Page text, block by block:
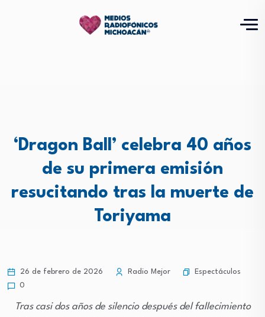
‘Dragon Ball’ celebra 40 años
de su primera emisión
resucitando tras la muerte de
Toriyama
26 de febrero de 2026 Radio Mejor
Espectáculos
0
Tras casi dos años de silencio después del fallecimiento